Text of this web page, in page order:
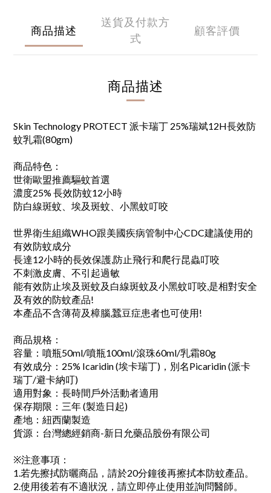
商品描述
送貨及付款方
式
顧客評價
商品描述
Skin Technology PROTECT 派卡瑞丁 25%瑞斌12H長效防
蚊乳霜(80gm)
商品特色：
世衛歐盟推薦驅蚊首選
濃度25% 長效防蚊12小時
防白線斑蚊、埃及斑蚊、小黑蚊叮咬
世界衛生組織WHO跟美國疾病管制中心CDC建議使用的
有效防蚊成分
長達12小時的長效保護,防止飛行和爬行昆蟲叮咬
不刺激皮膚、不引起過敏
能有效防止埃及斑蚊及白線斑蚊及小黑蚊叮咬,是相對安全
及有效的防蚊產品!
本產品不含薄荷及樟腦,蠶豆症患者也可使用!
商品規格：
容量：噴瓶50ml/噴瓶100ml/滾珠60ml/乳霜80g
有效成分：25% Icaridin (埃卡瑞丁)，別名Picaridin (派卡
瑞丁/避卡納叮)
適用對象：長時間戶外活動者適用
保存期限：三年 (製造日起)
產地：紐西蘭製造
貨源：台灣總經銷商-新日允藥品股份有限公司
※注意事項：
1.若先擦拭防曬商品，請於20分鐘後再擦拭本防蚊產品。
2.使用後若有不適狀況，請立即停止使用並詢問醫師。